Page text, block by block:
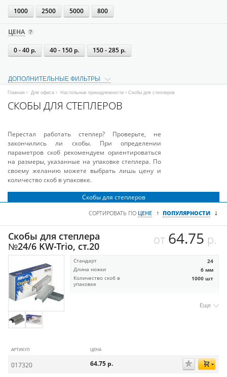
1000 2500 5000 800
ЦЕНА
0 - 40 р. 40 - 150 р. 150 - 285 р.
ДОПОЛНИТЕЛЬНЫЕ ФИЛЬТРЫ
Главная › Для офиса › Настольные принадлежности › Скобы для степлеров
СКОБЫ ДЛЯ СТЕПЛЕРОВ
Перестал работать степлер? Проверьте, не
закончились ли скобы. При определении
параметров скоб рекомендуем ориентироваться
на размеры, указанные на упаковке степлера. По
своему желанию можете выбрать лишь цену и
количество скоб в упаковке.
Скобы для степлеров
СОРТИРОВАТЬ ПО ЦЕНЕ ↑ ПОПУЛЯРНОСТИ ↓
Скобы для степлера
№24/6 KW-Trio, ст.20
от 64.75 р.
Стандарт 24
Длина ножки 6 мм
Количество скоб в
упаковке
1000 шт
Еще
АРТИКУЛ ЦЕНА
017320 64.75 р.